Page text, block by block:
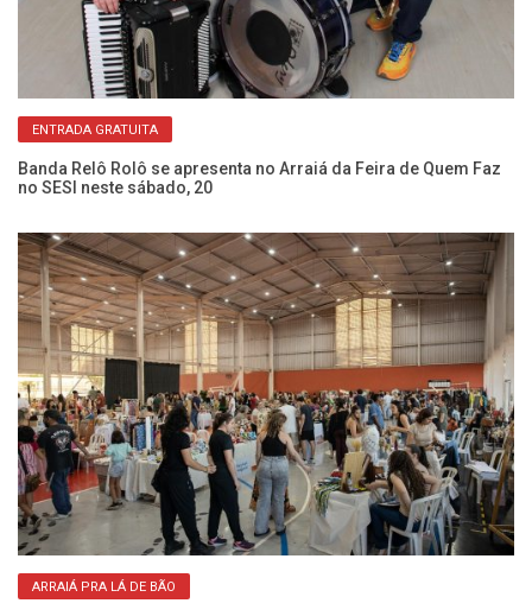
ENTRADA GRATUITA
Banda Relô Rolô se apresenta no Arraiá da Feira de Quem Faz
no SESI neste sábado, 20
ARRAIÁ PRA LÁ DE BÃO